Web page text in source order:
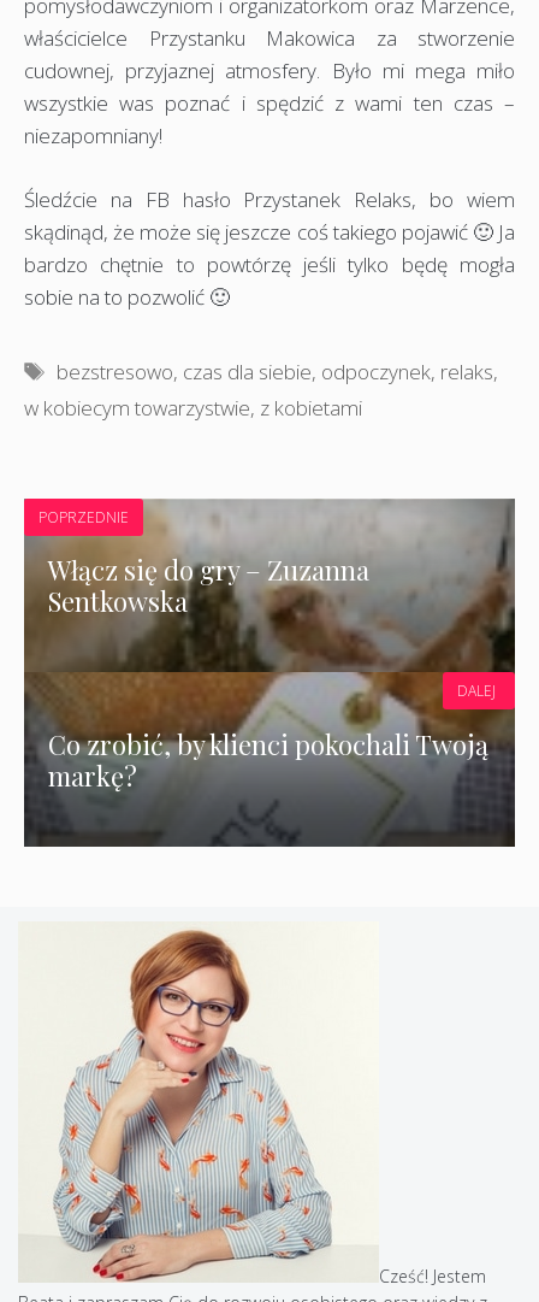
właścicielce Przystanku Makowica za stworzenie
cudownej, przyjaznej atmosfery. Było mi mega miło
wszystkie was poznać i spędzić z wami ten czas –
niezapomniany!
Śledźcie na FB hasło Przystanek Relaks, bo wiem
skądinąd, że może się jeszcze coś takiego pojawić 🙂 Ja
bardzo chętnie to powtórzę jeśli tylko będę mogła
sobie na to pozwolić 🙂
Tagi
bezstresowo, czas dla siebie, odpoczynek, relaks,
w kobiecym towarzystwie, z kobietami
POPRZEDNIE
Włącz się do gry – Zuzanna
Sentkowska
Co zrobić, by klienci pokochali Twoją
markę?
DALEJ
Cześć! Jestem